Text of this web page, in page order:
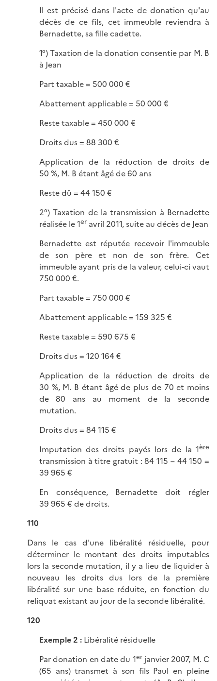
Il est précisé dans l'acte de donation qu'au
décès de ce fils, cet immeuble reviendra à
Bernadette, sa fille cadette.
1°) Taxation de la donation consentie par M. B
à Jean
Part taxable = 500 000 €
Abattement applicable = 50 000 €
Reste taxable = 450 000 €
Droits dus = 88 300 €
Application de la réduction de droits de
50 %, M. B étant âgé de 60 ans
Reste dû = 44 150 €
2°) Taxation de la transmission à Bernadette
réalisée le 1eravril 2011, suite au décès de Jean
Bernadette est réputée recevoir l'immeuble
de son père et non de son frère. Cet
immeuble ayant pris de la valeur, celui-ci vaut
750 000 €.
Part taxable = 750 000 €
Abattement applicable = 159 325 €
Reste taxable = 590 675 €
Droits dus = 120 164 €
Application de la réduction de droits de
30 %, M. B étant âgé de plus de 70 et moins
de 80 ans au moment de la seconde
mutation.
Droits dus = 84 115 €
Imputation des droits payés lors de la 1ère
transmission à titre gratuit : 84 115 – 44 150 =
39 965 €
En conséquence, Bernadette doit régler
39 965 € de droits.
110
Dans le cas d'une libéralité résiduelle, pour
déterminer le montant des droits imputables
lors la seconde mutation, il y a lieu de liquider à
nouveau les droits dus lors de la première
libéralité sur une base réduite, en fonction du
reliquat existant au jour de la seconde libéralité.
120
Exemple 2 :Libéralité résiduelle
Par donation en date du 1erjanvier 2007, M. C
(65 ans) transmet à son fils Paul en pleine